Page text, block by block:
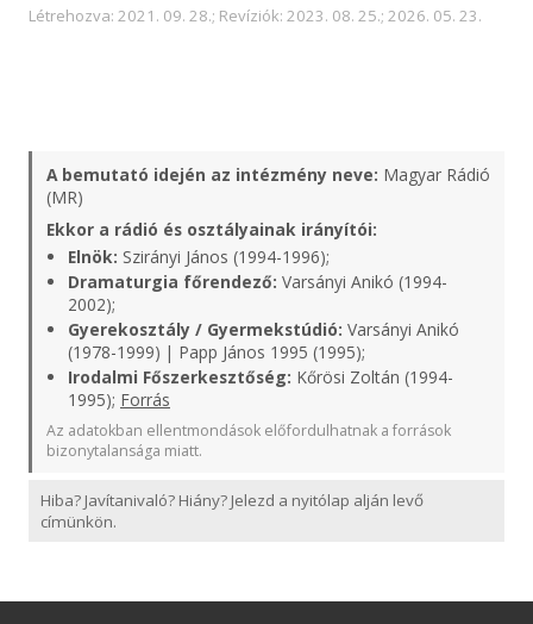
Létrehozva: 2021. 09. 28.; Revíziók: 2023. 08. 25.; 2026. 05. 23.
A bemutató idején az intézmény neve: Magyar Rádió
(MR)
Ekkor a rádió és osztályainak irányítói:
Elnök: Szirányi János (1994-1996);
Dramaturgia főrendező: Varsányi Anikó (1994-
2002);
Gyerekosztály / Gyermekstúdió: Varsányi Anikó
(1978-1999) | Papp János 1995 (1995);
Irodalmi Főszerkesztőség: Kőrösi Zoltán (1994-
1995); Forrás
Az adatokban ellentmondások előfordulhatnak a források
bizonytalansága miatt.
Hiba? Javítanivaló? Hiány? Jelezd a nyitólap alján levő
címünkön.